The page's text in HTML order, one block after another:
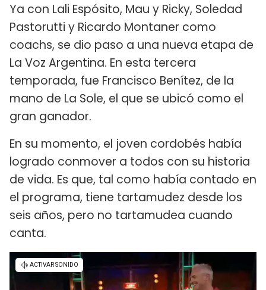
Ya con Lali Espósito, Mau y Ricky, Soledad
Pastorutti y Ricardo Montaner como
coachs, se dio paso a una nueva etapa de
La Voz Argentina. En esta tercera
temporada, fue Francisco Benítez, de la
mano de La Sole, el que se ubicó como el
gran ganador.
En su momento, el joven cordobés había
logrado conmover a todos con su historia
de vida. Es que, tal como había contado en
el programa, tiene tartamudez desde los
seis años, pero no tartamudea cuando
canta.